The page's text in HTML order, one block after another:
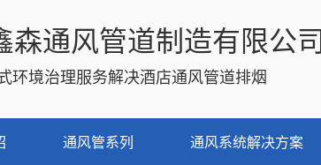
森通风管道制造有限公司
环境治理服务解决酒店通风管道排烟
通风管系列 通风系统解决方案